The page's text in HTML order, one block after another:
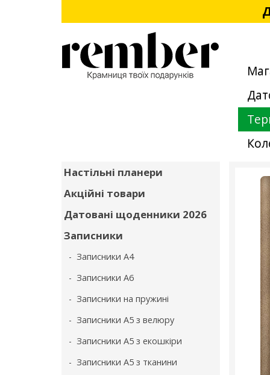
Настільні планери
Акційні товари
Датовані щоденники 2026
Записники
- Записники А4
- Записники А6
- Записники на пружині
- Записники А5 з велюру
- Записники А5 з екошкіри
- Записники А5 з тканини